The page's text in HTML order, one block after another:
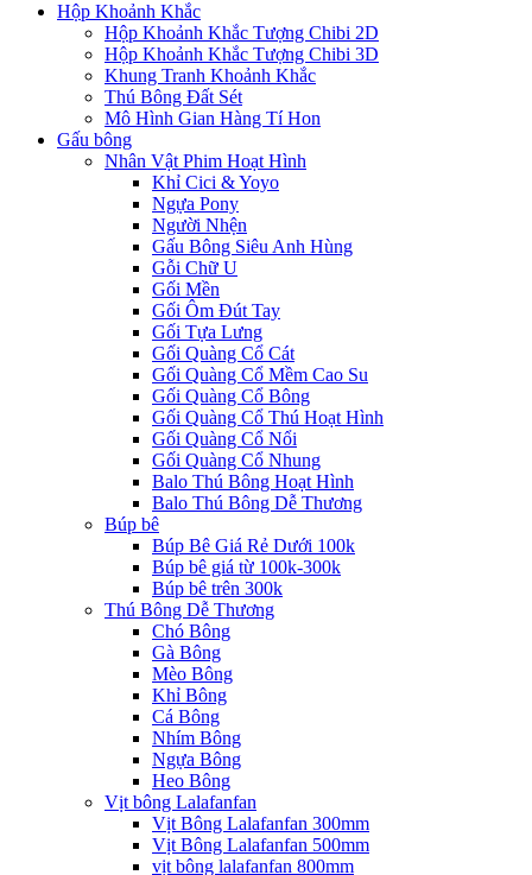
Hộp Khoảnh Khắc
Hộp Khoảnh Khắc Tượng Chibi 2D
Hộp Khoảnh Khắc Tượng Chibi 3D
Khung Tranh Khoảnh Khắc
Thú Bông Đất Sét
Mô Hình Gian Hàng Tí Hon
Gấu bông
Nhân Vật Phim Hoạt Hình
Khỉ Cici & Yoyo
Ngựa Pony
Người Nhện
Gấu Bông Siêu Anh Hùng
Gỗi Chữ U
Gối Mền
Gối Ôm Đút Tay
Gối Tựa Lưng
Gối Quàng Cổ Cát
Gối Quàng Cổ Mềm Cao Su
Gối Quàng Cổ Bông
Gối Quàng Cổ Thú Hoạt Hình
Gối Quàng Cổ Nổi
Gối Quàng Cổ Nhung
Balo Thú Bông Hoạt Hình
Balo Thú Bông Dễ Thương
Búp bê
Búp Bê Giá Rẻ Dưới 100k
Búp bê giá từ 100k-300k
Búp bê trên 300k
Thú Bông Dễ Thương
Chó Bông
Gà Bông
Mèo Bông
Khỉ Bông
Cá Bông
Nhím Bông
Ngựa Bông
Heo Bông
Vịt bông Lalafanfan
Vịt Bông Lalafanfan 300mm
Vịt Bông Lalafanfan 500mm
vịt bông lalafanfan 800mm